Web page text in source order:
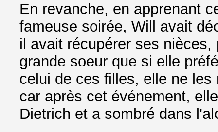
En revanche, en apprenant
fameuse soirée, Will avait
il avait récupérer ses
grande soeur que si elle
celui de ces filles, elle ne
car après cet événement,
Dietrich et a sombré dans